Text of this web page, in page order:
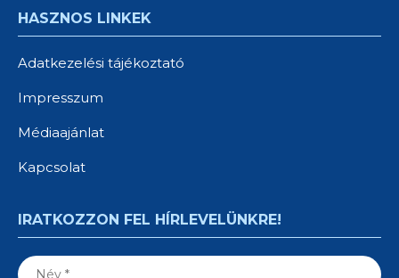
HASZNOS LINKEK
Adatkezelési tájékoztató
Impresszum
Médiaajánlat
Kapcsolat
IRATKOZZON FEL HÍRLEVELÜNKRE!